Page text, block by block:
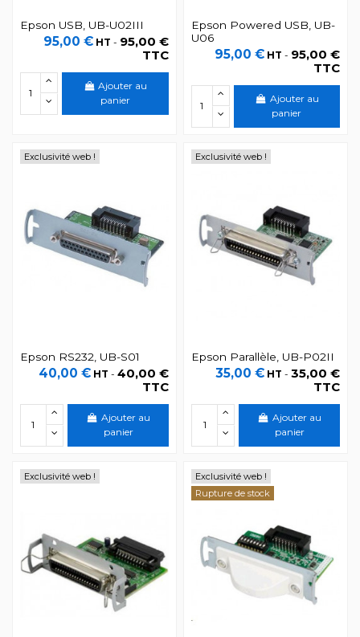
Epson USB, UB-U02III
95,00 € HT - 95,00 €
TTC
Ajouter au
panier
Epson Powered USB, UB-
U06
95,00 € HT - 95,00 €
TTC
Ajouter au
panier
Exclusivité web !
Epson RS232, UB-S01
40,00 € HT -40,00 €
TTC
Ajouter au
panier
Exclusivité web !
Epson Parallèle, UB-P02II
35,00 € HT -35,00 €
TTC
Ajouter au
panier
Exclusivité web !
Exclusivité web !
Rupture de stock